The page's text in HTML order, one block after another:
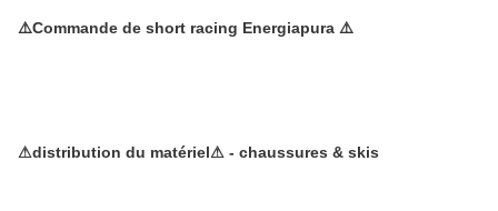
⚠️Commande de short racing Energiapura ⚠️
⚠distribution du matériel⚠ - chaussures & skis